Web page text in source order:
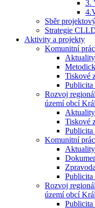
3.
Sběr
Strategie
Aktivity a projekty
Komunitní
Aktuality
Tiskové
Publicita
Rozvoj
území obcí
Aktuality
Tiskové
Publicita
Komunitní
Aktuality
Publicita
Rozvoj
území obcí
Publicita